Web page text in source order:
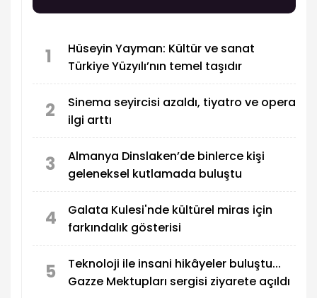
1
Hüseyin Yayman: Kültür ve sanat
Türkiye Yüzyılı’nın temel taşıdır
2
Sinema seyircisi azaldı, tiyatro ve opera
ilgi arttı
3
Almanya Dinslaken’de binlerce kişi
geleneksel kutlamada buluştu
4
Galata Kulesi'nde kültürel miras için
farkındalık gösterisi
5
Teknoloji ile insani hikâyeler buluştu...
Gazze Mektupları sergisi ziyarete açıldı